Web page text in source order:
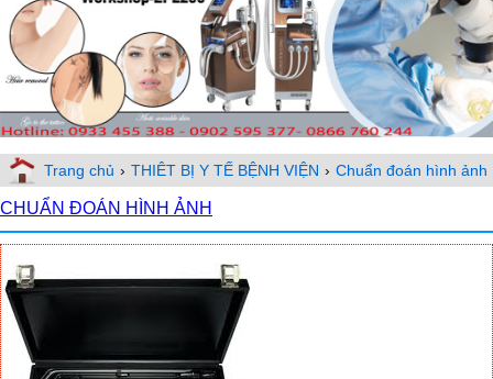
Trang chủ › THIÊT BỊ Y TẾ BỆNH VIỆN › Chuẩn đoán hình ảnh
CHUẨN ĐOÁN HÌNH ẢNH